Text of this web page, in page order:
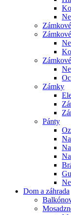
Zámky
Pánty
Dom a záhrada